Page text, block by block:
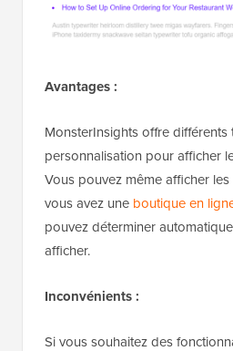
Avantages :
MonsterInsights offre
personnalisation pour afficher
Vous pouvez même afficher
vous avez une boutique en
pouvez déterminer
afficher.
Inconvénients :
Si vous souhaitez des